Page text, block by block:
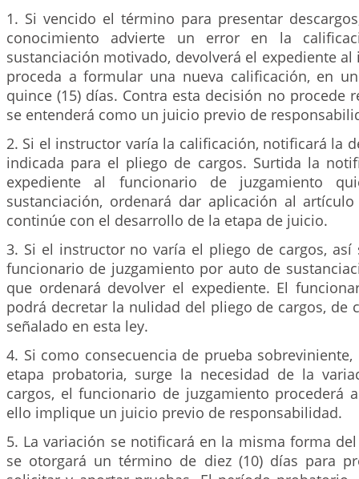
1. Si vencido el término para presentar
conocimiento advierte un error en la
sustanciación motivado, devolverá el expediente
proceda a formular una nueva calificación, en
quince (15) días. Contra esta decisión no procede
se entenderá como un juicio previo de
2. Si el instructor varía la calificación, notificará la
indicada para el pliego de cargos. Surtida la
expediente al funcionario de juzgamiento
sustanciación, ordenará dar aplicación al
continúe con el desarrollo de la etapa de juicio.
3. Si el instructor no varía el pliego de cargos, así
funcionario de juzgamiento por auto de
que ordenará devolver el expediente. El
podrá decretar la nulidad del pliego de cargos, de
señalado en esta ley.
4. Si como consecuencia de prueba sobreviniente,
etapa probatoria, surge la necesidad de la
cargos, el funcionario de juzgamiento procederá
ello implique un juicio previo de responsabilidad.
5. La variación se notificará en la misma forma
se otorgará un término de diez (10) días para